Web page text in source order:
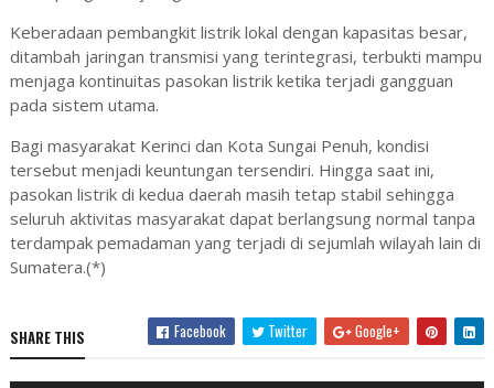
Keberadaan pembangkit listrik lokal dengan kapasitas besar,
ditambah jaringan transmisi yang terintegrasi, terbukti mampu
menjaga kontinuitas pasokan listrik ketika terjadi gangguan
pada sistem utama.
Bagi masyarakat Kerinci dan Kota Sungai Penuh, kondisi
tersebut menjadi keuntungan tersendiri. Hingga saat ini,
pasokan listrik di kedua daerah masih tetap stabil sehingga
seluruh aktivitas masyarakat dapat berlangsung normal tanpa
terdampak pemadaman yang terjadi di sejumlah wilayah lain di
Sumatera.(*)
SHARE THIS Facebook Twitter Google+